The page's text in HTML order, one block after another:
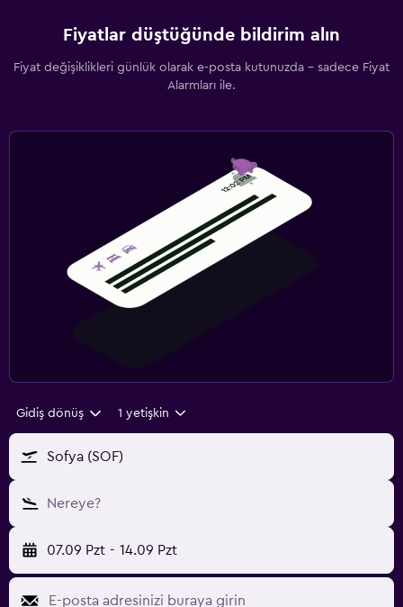
Fiyatlar düştüğünde bildirim alın
Fiyat değişiklikleri günlük olarak e-posta kutunuzda - sadece Fiyat
Alarmları ile.
Gidiş dönüş 1 yetişkin
Sofya (SOF)
Nereye?
07.09 Pzt - 14.09 Pzt